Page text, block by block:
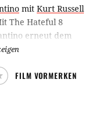
mit Kurt Russell
The Hateful 8
erneut dem
schickt sieben
Dame in einen
Schneesturms.
FILM VORMERKEN